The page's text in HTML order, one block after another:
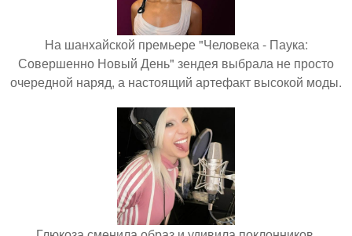
На шанхайской премьере "Человека - Паука:
Совершенно Новый День" зендея выбрала не просто
очередной наряд, а настоящий артефакт высокой моды.